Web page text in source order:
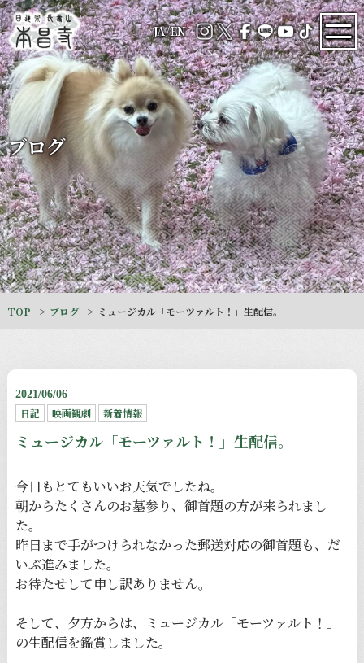
JA/EN
ブログ
TOP ブログ ミュージカル「モーツァルト！」生配信。
2021/06/06
日記 映画観劇 新着情報
ミュージカル「モーツァルト！」生配信。
今日もとてもいいお天気でしたね。
朝からたくさんのお墓参り、御首題の方が来られまし
た。
昨日まで手がつけられなかった郵送対応の御首題も、だ
いぶ進みました。
お待たせして申し訳ありません。
そして、夕方からは、ミュージカル「モーツァルト！」
の生配信を鑑賞しました。